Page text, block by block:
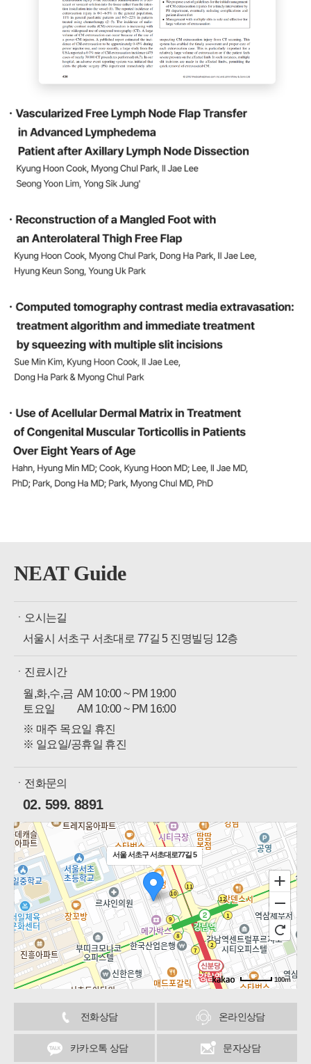
NEAT Guide
ㆍ오시는길
서울시 서초구 서초대로 77길 5 진명빌딩 12층
ㆍ진료시간
월,화,수,금 AM 10:00 ~ PM 19:00
토요일
AM 10:00 ~ PM 16:00
※ 매주 목요일 휴진
※ 일요일/공휴일 휴진
ㆍ전화문의
02. 599. 8891
서울 서초구 서초대로77길 5
100m
전화상담 온라인상담
카카오톡 상담 문자상담